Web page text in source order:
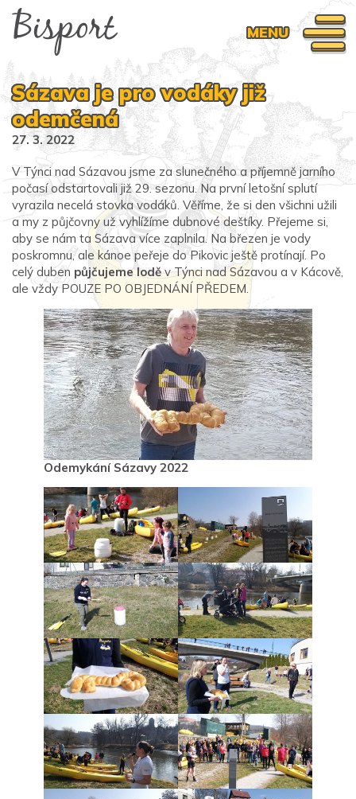
MENU
Sázava je pro vodáky již
odemčená
27. 3. 2022
V Týnci nad Sázavou jsme za slunečného a příjemně jarního
počasí odstartovali již 29. sezonu. Na první letošní splutí
vyrazila necelá stovka vodáků. Věříme, že si den všichni užili
a my z půjčovny už vyhlížíme dubnové deštíky. Přejeme si,
aby se nám ta Sázava více zaplnila. Na březen je vody
poskromnu, ale kánoe peřeje do Pikovic ještě protínají. Po
celý duben půjčujeme loděv Týnci nad Sázavou a v Kácově,
ale vždy POUZE PO OBJEDNÁNÍ PŘEDEM.
Odemykání Sázavy 2022